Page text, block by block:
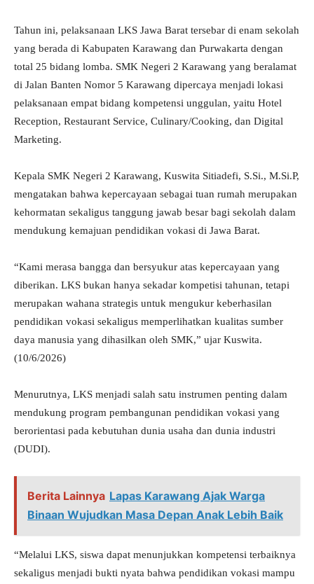
Tahun ini, pelaksanaan LKS Jawa Barat tersebar di enam sekolah
yang berada di Kabupaten Karawang dan Purwakarta dengan
total 25 bidang lomba. SMK Negeri 2 Karawang yang beralamat
di Jalan Banten Nomor 5 Karawang dipercaya menjadi lokasi
pelaksanaan empat bidang kompetensi unggulan, yaitu Hotel
Reception, Restaurant Service, Culinary/Cooking, dan Digital
Marketing.
Kepala SMK Negeri 2 Karawang, Kuswita Sitiadefi, S.Si., M.Si.P,
mengatakan bahwa kepercayaan sebagai tuan rumah merupakan
kehormatan sekaligus tanggung jawab besar bagi sekolah dalam
mendukung kemajuan pendidikan vokasi di Jawa Barat.
“Kami merasa bangga dan bersyukur atas kepercayaan yang
diberikan. LKS bukan hanya sekadar kompetisi tahunan, tetapi
merupakan wahana strategis untuk mengukur keberhasilan
pendidikan vokasi sekaligus memperlihatkan kualitas sumber
daya manusia yang dihasilkan oleh SMK,” ujar Kuswita.
(10/6/2026)
Menurutnya, LKS menjadi salah satu instrumen penting dalam
mendukung program pembangunan pendidikan vokasi yang
berorientasi pada kebutuhan dunia usaha dan dunia industri
(DUDI).
Berita Lainnya Lapas Karawang Ajak Warga
Binaan Wujudkan Masa Depan Anak Lebih Baik
“Melalui LKS, siswa dapat menunjukkan kompetensi terbaiknya
sekaligus menjadi bukti nyata bahwa pendidikan vokasi mampu